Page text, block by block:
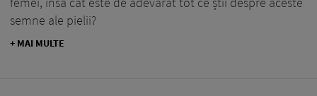
semne ale pielii?
+ MAI MULTE